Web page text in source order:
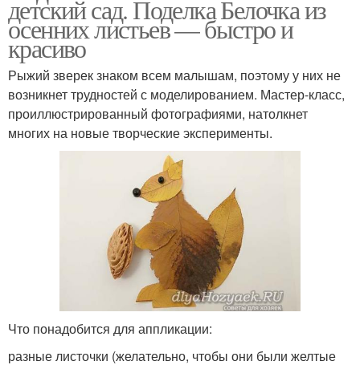
детский сад. Поделка Белочка из
осенних листьев — быстро и
красиво
Рыжий зверек знаком всем малышам, поэтому у них не
возникнет трудностей с моделированием. Мастер-класс,
проиллюстрированный фотографиями, натолкнет
многих на новые творческие эксперименты.
Что понадобится для аппликации:
разные листочки (желательно, чтобы они были желтые